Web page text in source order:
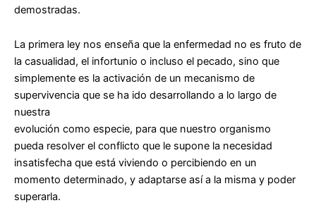
demostradas.
La primera ley nos enseña que la enfermedad no es fruto de
la casualidad, el infortunio o incluso el pecado, sino que
simplemente es la activación de un mecanismo de
supervivencia que se ha ido desarrollando a lo largo de
nuestra
evolución como especie, para que nuestro organismo
pueda resolver el conflicto que le supone la necesidad
insatisfecha que está viviendo o percibiendo en un
momento determinado, y adaptarse así a la misma y poder
superarla.